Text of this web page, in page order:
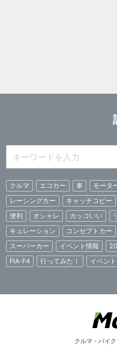
クルマ エコカー 車 モータ
レーシングカー
キャッチコピー
便利
オシャレ カッコいい
キュレーション
コンセプトカー
スーパーカー
イベント情報
FIA-F4
行ってみた！ イベント
クルマ・バイ